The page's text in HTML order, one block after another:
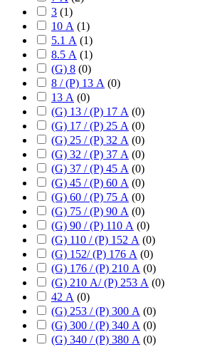
3 (1)
10 А (1)
5.1 А (1)
8.5 А (1)
(G) 8 (0)
8 / (P) 13 А (0)
13 А (0)
(G) 13 / (P) 17 А (0)
(G) 17 / (P) 25 А (0)
(G) 25 / (P) 32 А (0)
(G) 32 / (P) 37 А (0)
(G) 37 / (P) 45 А (0)
(G) 45 / (P) 60 А (0)
(G) 60 / (P) 75 А (0)
(G) 75 / (P) 90 А (0)
(G) 90 / (P) 110 А (0)
(G) 110 / (P) 152 А (0)
(G) 152/ (P) 176 А (0)
(G) 176 / (P) 210 А (0)
(G) 210 А/ (P) 253 А (0)
42 А (0)
(G) 253 / (P) 300 А (0)
(G) 300 / (P) 340 А (0)
(G) 340 / (P) 380 А (0)